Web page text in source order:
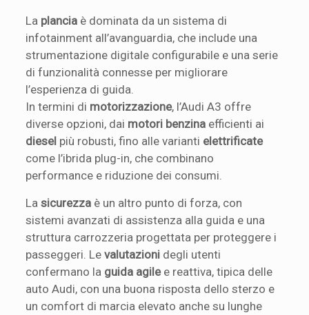
La plancia è dominata da un sistema di
infotainment all’avanguardia, che include una
strumentazione digitale configurabile e una serie
di funzionalità connesse per migliorare
l’esperienza di guida.
In termini di motorizzazione, l’Audi A3 offre
diverse opzioni, dai motori benzina efficienti ai
diesel più robusti, fino alle varianti elettrificate
come l’ibrida plug-in, che combinano
performance e riduzione dei consumi.
Lasicurezza è un altro punto di forza, con
sistemi avanzati di assistenza alla guida e una
struttura carrozzeria progettata per proteggere i
passeggeri. Levalutazioni degli utenti
confermano la guida agilee reattiva, tipica delle
auto Audi, con una buona risposta dello sterzo e
un comfort di marcia elevato anche su lunghe